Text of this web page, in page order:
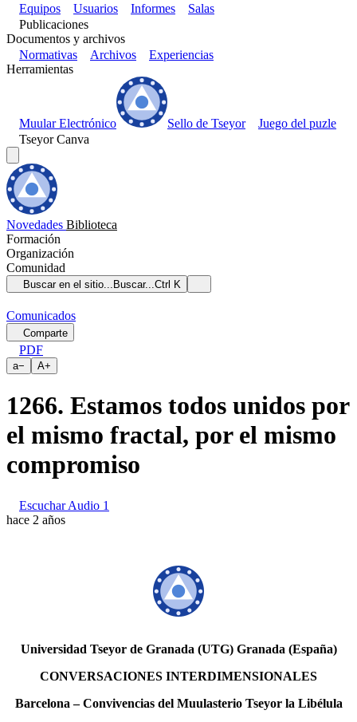
Equipos
Usuarios Informes
Salas
Publicaciones
Documentos y archivos
Normativas
Archivos
Experiencias
Herramientas
Muular Electrónico Sello de Tseyor
Juego del puzle
Tseyor Canva
Novedades Biblioteca
Formación
Organización
Comunidad
Buscar en el sitio... Buscar...Ctrl K
Comunicados
Comparte
PDF
a− A+
1266. Estamos todos unidos por
el mismo fractal, por el mismo
compromiso
Escuchar Audio 1
hace 2 años
Universidad Tseyor de Granada (UTG) Granada (España)
CONVERSACIONES INTERDIMENSIONALES
Barcelona – Convivencias del Muulasterio Tseyor la Libélula